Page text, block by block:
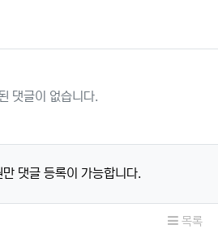
댓글이 없습니다.
댓글 등록이 가능합니다.
목록